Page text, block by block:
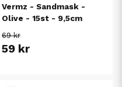
Vermz - Sandmask -
Olive - 15st - 9,5cm
69 kr
59 kr